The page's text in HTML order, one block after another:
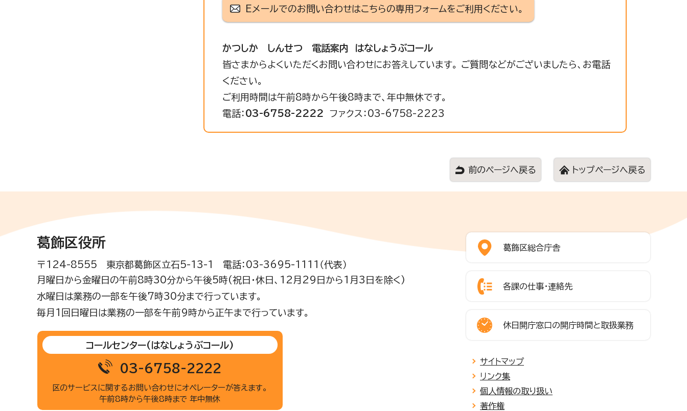
Eメールでのお問い合わせはこちらの専用フォームをご利用ください。
かつしか しんせつ 電話案内 はなしょうぶコール
皆さまからよくいただくお問い合わせにお答えしています。 ご質問などがございましたら、お電話
ください。
ご利用時間は午前8時から午後8時まで、年中無休です。
電話： 03-6758-2222 ファクス：03-6758-2223
前のページへ戻る トップページへ戻る
葛飾区役所
〒124-8555 東京都葛飾区立石5-13-1 電話：03-3695-1111（代表）
月曜日から金曜日の午前8時30分から午後5時(祝日・休日、12月29日から1月3日を除く)
水曜日は業務の一部を午後7時30分まで行っています。
毎月1回日曜日は業務の一部を午前9時から正午まで行っています。
コールセンター(はなしょうぶコール)
03-6758-2222
区のサービスに関するお問い合わせにオペレーターが答えます。
午前8時から午後8時まで 年中無休
葛飾区総合庁舎
各課の仕事・連絡先
休日開庁窓口の開庁時間と取扱業務
サイトマップ
リンク集
個人情報の取り扱い
著作権